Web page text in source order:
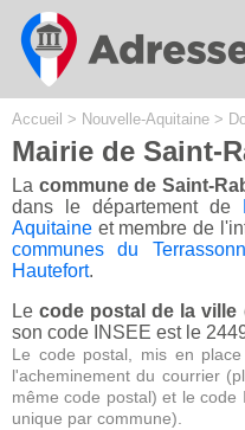
Accueil > Nouvelle-Aquitaine >
Mairie de Saint-
La commune de Saint-
dans le département de
Aquitaine et membre de
communes du
Hautefort.
Lecode postal de la ville
son code INSEE est le
Le code postal, mis en
l'acheminement du courrier
même code postal) et le code
unique par commune).
Cookies management panel